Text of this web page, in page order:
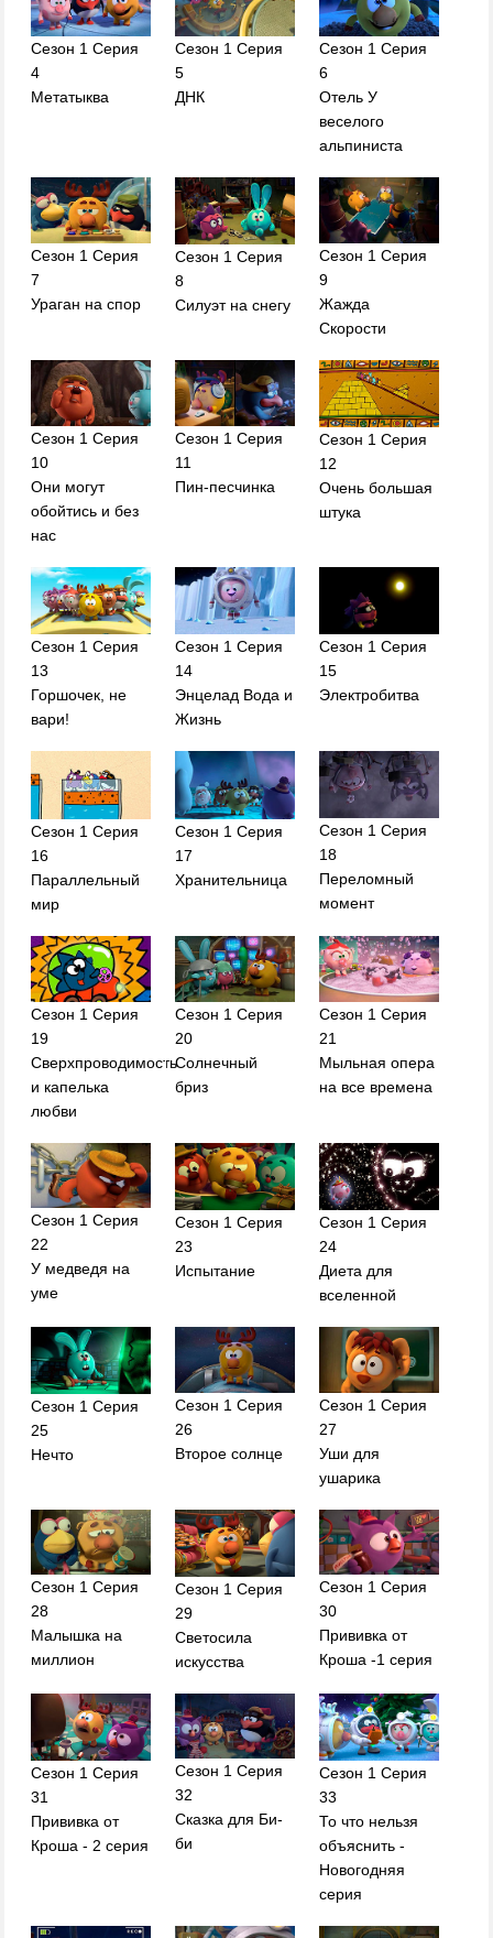
Сезон 1 Серия
4
Метатыква
Сезон 1 Серия
5
ДНК
Сезон 1 Серия
6
Отель У
веселого
альпиниста
Сезон 1 Серия
7
Ураган на спор
Сезон 1 Серия
8
Силуэт на снегу
Сезон 1 Серия
9
Жажда
Скорости
Сезон 1 Серия
10
Они могут
обойтись и без
нас
Сезон 1 Серия
11
Пин-песчинка
Сезон 1 Серия
12
Очень большая
штука
Сезон 1 Серия
13
Горшочек, не
вари!
Сезон 1 Серия
14
Энцелад Вода и
Жизнь
Сезон 1 Серия
15
Электробитва
Сезон 1 Серия
16
Параллельный
мир
Сезон 1 Серия
17
Хранительница
Сезон 1 Серия
18
Переломный
момент
Сезон 1 Серия
19
Сверхпроводимость
и капелька
любви
Сезон 1 Серия
20
Солнечный
бриз
Сезон 1 Серия
21
Мыльная опера
на все времена
Сезон 1 Серия
22
У медведя на
уме
Сезон 1 Серия
23
Испытание
Сезон 1 Серия
24
Диета для
вселенной
Сезон 1 Серия
25
Нечто
Сезон 1 Серия
26
Второе солнце
Сезон 1 Серия
27
Уши для
ушарика
Сезон 1 Серия
28
Малышка на
миллион
Сезон 1 Серия
29
Светосила
искусства
Сезон 1 Серия
30
Прививка от
Кроша -1 серия
Сезон 1 Серия
31
Прививка от
Кроша - 2 серия
Сезон 1 Серия
32
Сказка для Би-
би
Сезон 1 Серия
33
То что нельзя
объяснить -
Новогодняя
серия